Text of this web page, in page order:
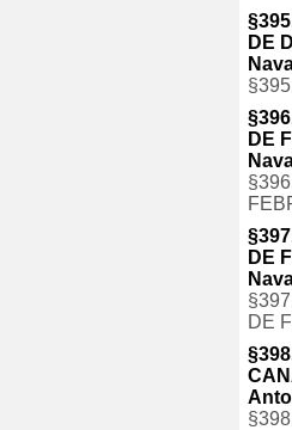
DE
DE
DE
DE